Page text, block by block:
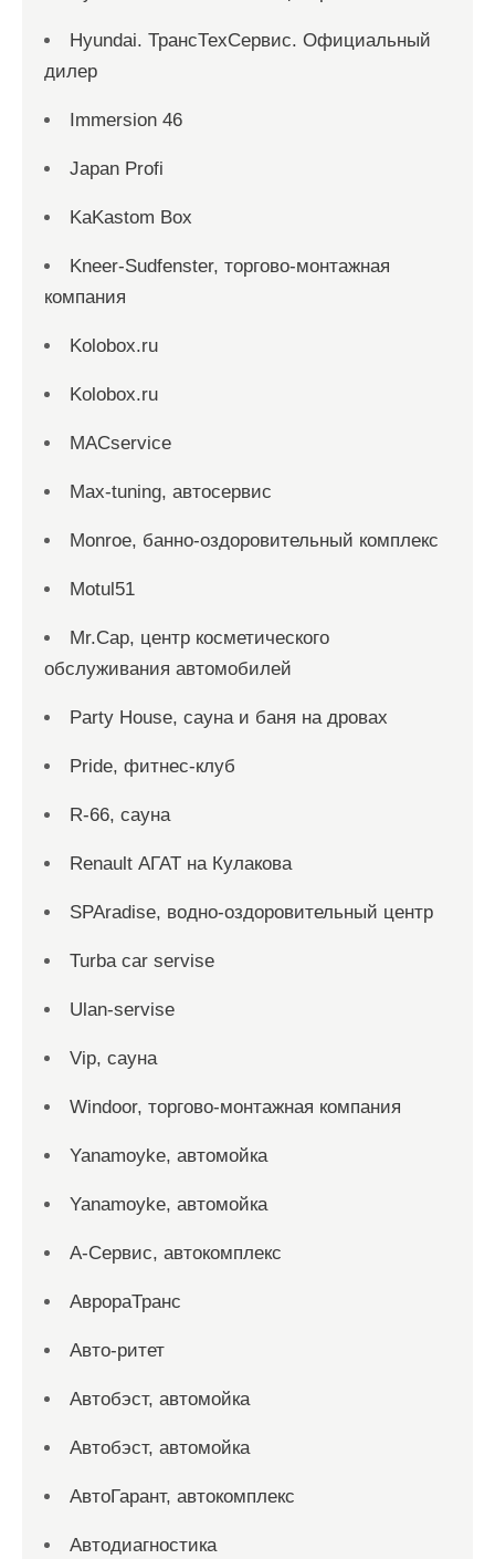
Hyundai. ТрансТехСервис. Официальный
дилер
Immersion 46
Japan Profi
KaKastom Box
Kneer-Sudfenster, торгово-монтажная
компания
Kolobox.ru
Kolobox.ru
MACservice
Max-tuning, автосервис
Monroe, банно-оздоровительный комплекс
Motul51
Mr.Cap, центр косметического
обслуживания автомобилей
Party House, сауна и баня на дровах
Pride, фитнес-клуб
R-66, сауна
Renault АГАТ на Кулакова
SPAradise, водно-оздоровительный центр
Turba car servise
Ulan-servise
Vip, сауна
Windoor, торгово-монтажная компания
Yanamoyke, автомойка
Yanamoyke, автомойка
А-Сервис, автокомплекс
АврораТранс
Авто-ритет
Автобэст, автомойка
Автобэст, автомойка
АвтоГарант, автокомплекс
Автодиагностика